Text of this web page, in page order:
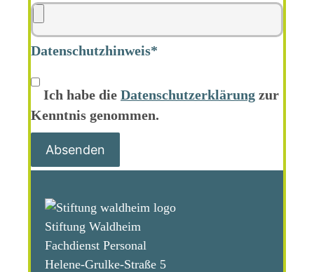
Datenschutzhinweis*
Ich habe die Datenschutz­erklärung zur
Kenntnis genommen.
Stiftung Waldheim
Fachdienst Personal
Helene-Grulke-Straße 5